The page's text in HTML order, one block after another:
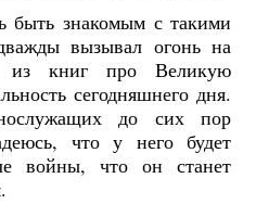
быть знакомым с такими
вызывал огонь на
книг про Великую
сегодняшнего дня.
до сих пор
что у него будет
войны, что он станет